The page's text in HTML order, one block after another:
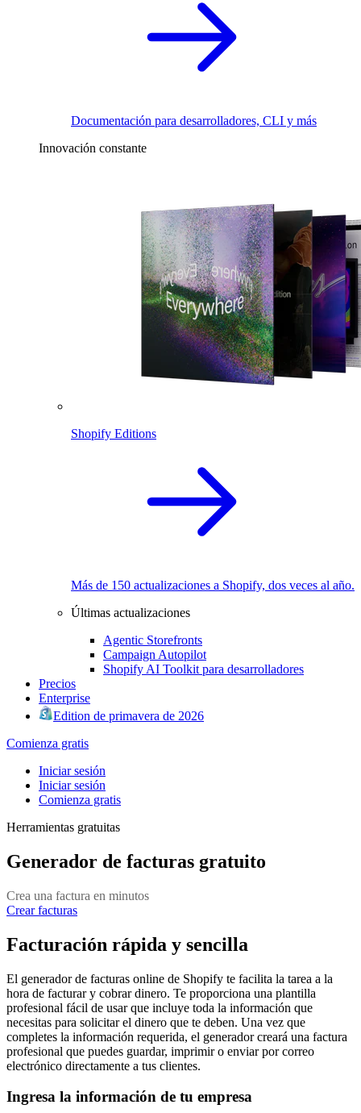
Documentación para desarrolladores, CLI y más
Innovación constante
Shopify Editions
Más de 150 actualizaciones a Shopify, dos veces al año.
Últimas actualizaciones
Agentic Storefronts
Campaign Autopilot
Shopify AI Toolkit para desarrolladores
Precios
Enterprise
Edition de primavera de 2026
Comienza gratis
Iniciar sesión
Iniciar sesión
Comienza gratis
Herramientas gratuitas
Generador de facturas gratuito
Crea una factura en minutos
Crear facturas
Facturación rápida y sencilla
El generador de facturas online de Shopify te facilita la tarea a la
hora de facturar y cobrar dinero. Te proporciona una plantilla
profesional fácil de usar que incluye toda la información que
necesitas para solicitar el dinero que te deben. Una vez que
completes la información requerida, el generador creará una factura
profesional que puedes guardar, imprimir o enviar por correo
electrónico directamente a tus clientes.
Ingresa la información de tu empresa